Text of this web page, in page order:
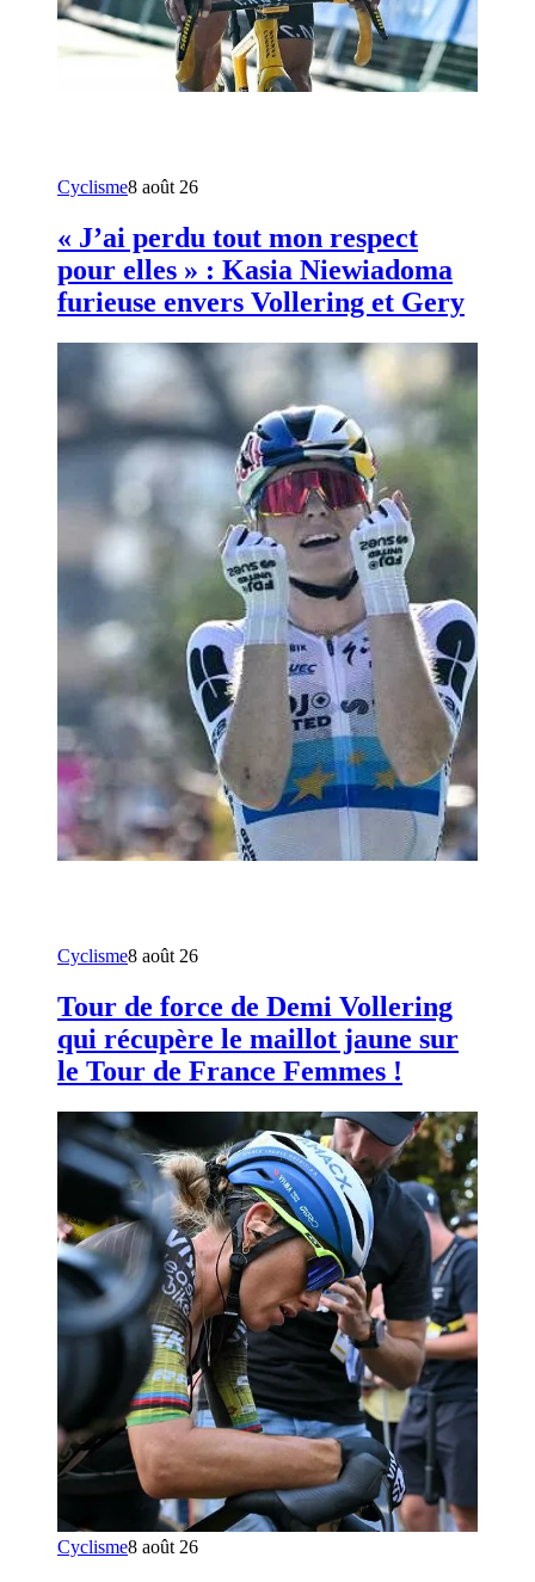
Cyclisme8 août 26
« J’ai perdu tout mon respect
pour elles » : Kasia Niewiadoma
furieuse envers Vollering et Gery
Cyclisme8 août 26
Tour de force de Demi Vollering
qui récupère le maillot jaune sur
le Tour de France Femmes !
Cyclisme8 août 26